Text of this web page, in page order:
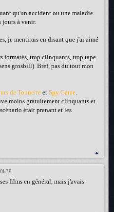
qu'un accident ou une maladie.
jours à venir.
je mentirais en disant que j'ai aimé
formatés, trop clinquants, trop tape
grosbill). Bref, pas du tout mon
de Tonnerre et Spy Game.
moins gratuitement clinquants et
était prenant et les
films en général, mais j'avais